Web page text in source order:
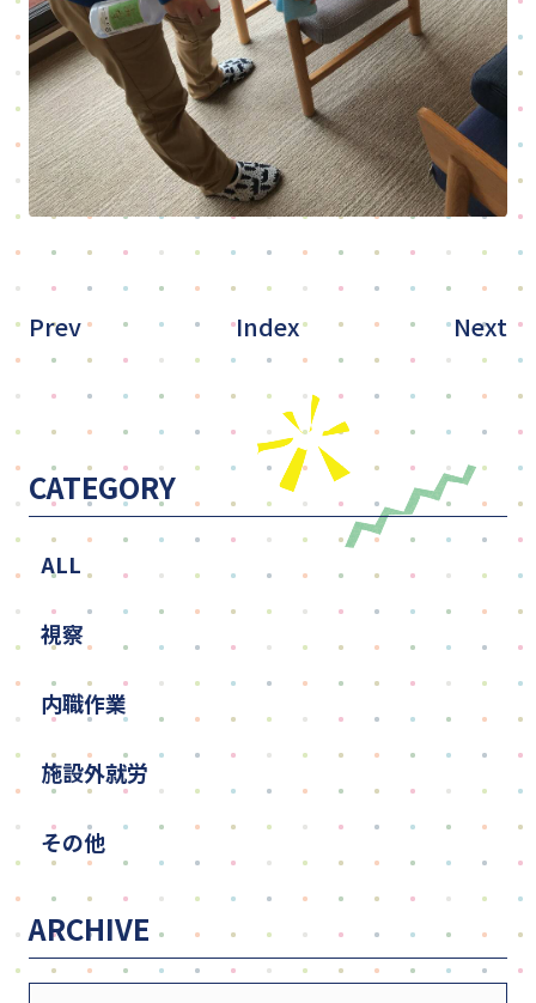
Prev Index Next
CATEGORY
ALL
視察
内職作業
施設外就労
その他
ARCHIVE